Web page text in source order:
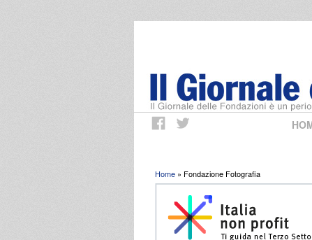
Tu sei qui
Home » Fondazione Fotografia